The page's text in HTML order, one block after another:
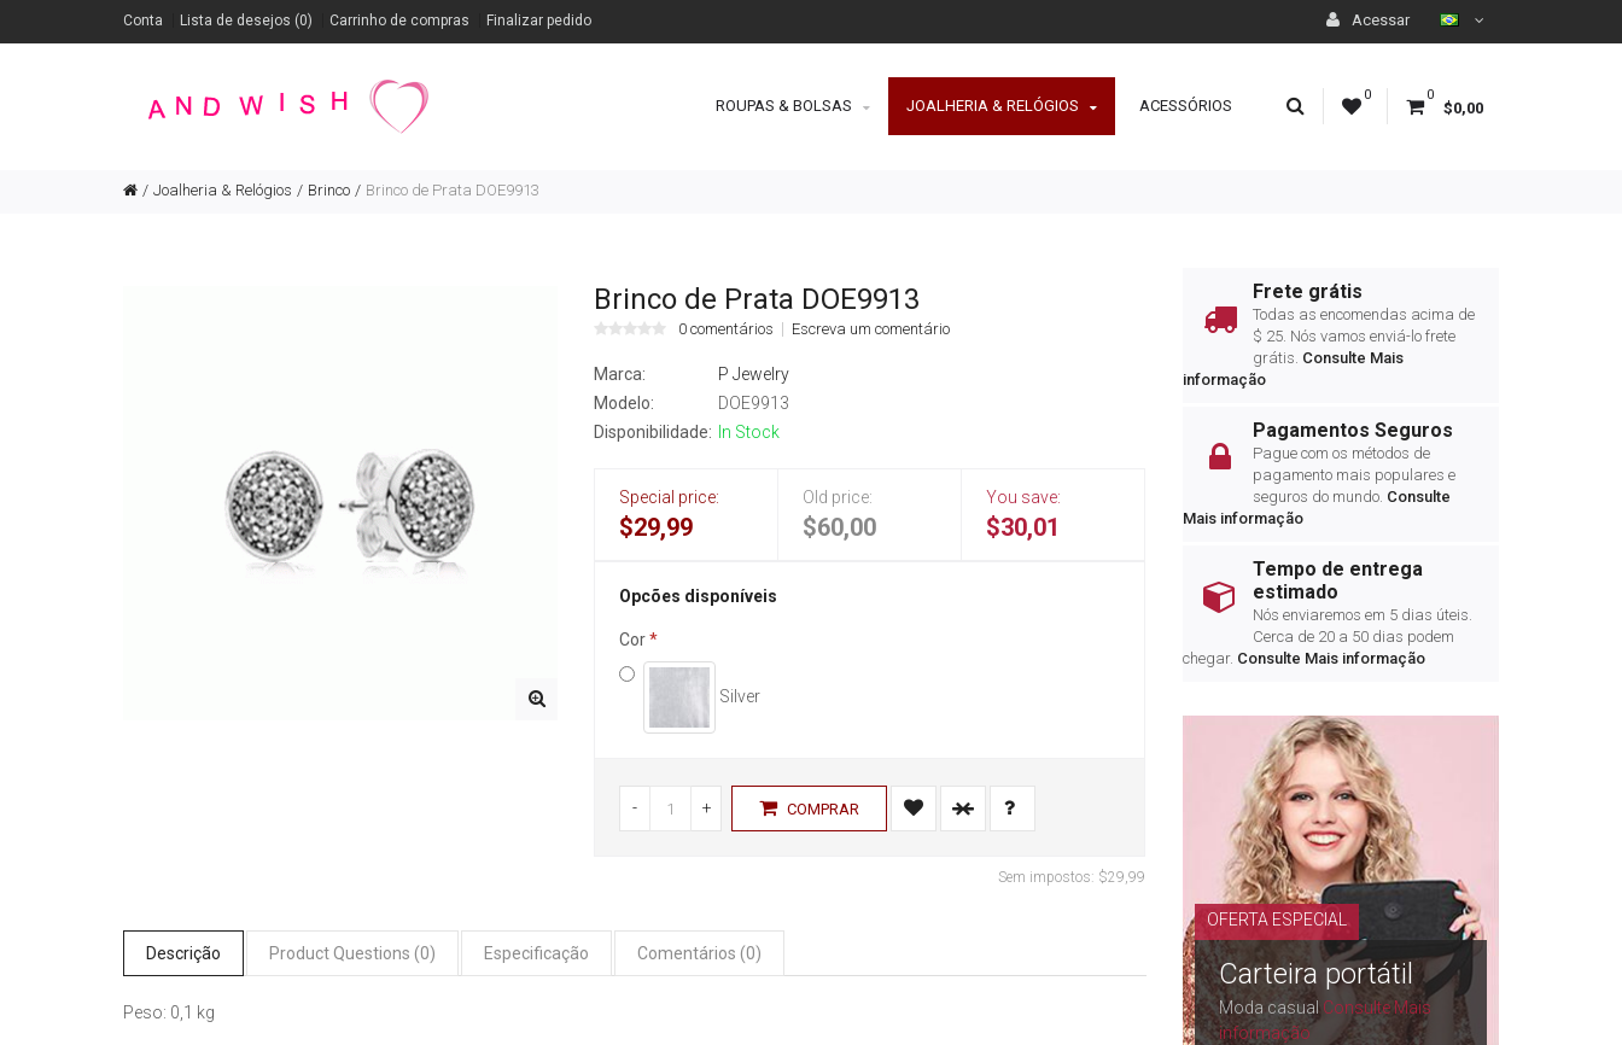
Acessar
Conta Lista de desejos (0) Carrinho de compras Finalizar pedido
0 0
$0,00
ROUPAS & BOLSAS JOALHERIA & RELÓGIOS ACESSÓRIOS
Joalheria & Relógios Brinco Brinco de Prata DOE9913
Brinco de Prata DOE9913
0 comentários Escreva um comentário
Marca:
P Jewelry
Modelo:
DOE9913
Disponibilidade:
In Stock
Special price:
$29,99
Old price:
$60,00
You save:
$30,01
Opcões disponíveis
Cor
Silver
- + COMPRAR
Sem impostos: $29,99
Descrição Product Questions (0) Especificação Comentários (0)
Peso: 0,1 kg
Frete grátis
Todas as encomendas acima de
$ 25. Nós vamos enviá-lo frete
grátis. Consulte Mais
informação
Pagamentos Seguros
Pague com os métodos de
pagamento mais populares e
seguros do mundo. Consulte
Mais informação
Tempo de entrega
estimado
Nós enviaremos em 5 dias úteis.
Cerca de 20 a 50 dias podem
chegar. Consulte Mais informação
OFERTA ESPECIAL
Carteira portátil
Moda casualConsulte Mais
informação